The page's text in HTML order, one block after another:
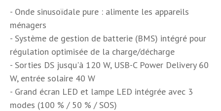
- Onde sinusoïdale pure : alimente les appareils
ménagers
- Système de gestion de batterie (BMS) intégré pour
régulation optimisée de la charge/décharge
- Sorties DS jusqu'à 120 W, USB-C Power Delivery 60
W, entrée solaire 40 W
- Grand écran LED et lampe LED intégrée avec 3
modes (100 % / 50 % / SOS)
Largeur
Longueur 21,7 cm
Puissance (en W)
USB USB